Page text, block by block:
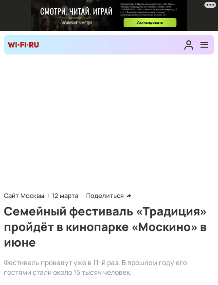
Сайт Москвы 12 марта Поделиться
Семейный фестиваль «Традиция»
пройдёт в кинопарке «Москино» в
июне
Фестиваль проведут уже в 11-й раз. В прошлом году его
гостями стали около 15 тысяч человек.